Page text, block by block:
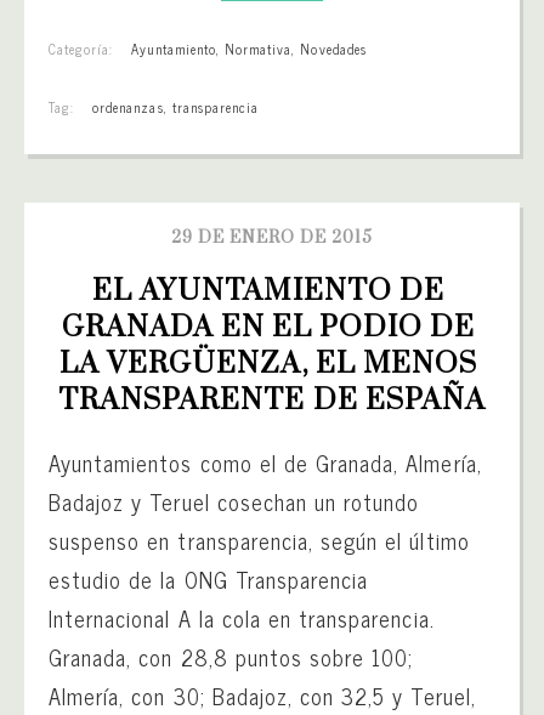
Categoría: Ayuntamiento, Normativa, Novedades
Tag: ordenanzas, transparencia
29 DE ENERO DE 2015
EL AYUNTAMIENTO DE
GRANADA EN EL PODIO DE
LA VERGÜENZA, EL MENOS
TRANSPARENTE DE ESPAÑA
Ayuntamientos como el de Granada, Almería,
Badajoz y Teruel cosechan un rotundo
suspenso en transparencia, según el último
estudio de la ONG Transparencia
Internacional A la cola en transparencia.
Granada, con 28,8 puntos sobre 100;
Almería, con 30; Badajoz, con 32,5 y Teruel,